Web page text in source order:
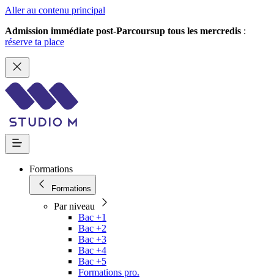
Aller au contenu principal
Admission immédiate post-Parcoursup tous les mercredis :
réserve ta place
Formations
Formations
Par niveau
Bac +1
Bac +2
Bac +3
Bac +4
Bac +5
Formations pro.